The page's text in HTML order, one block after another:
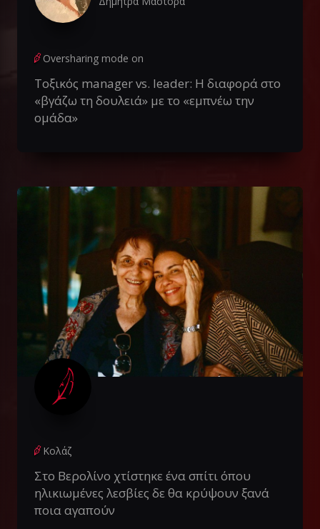
Oversharing mode on
Τοξικός manager vs. leader: Η διαφορά στο
«βγάζω τη δουλειά» με το «εμπνέω την
ομάδα»
Κολάζ
Στο Βερολίνο χτίστηκε ένα σπίτι όπου
ηλικιωμένες λεσβίες δε θα κρύψουν ξανά
ποια αγαπούν